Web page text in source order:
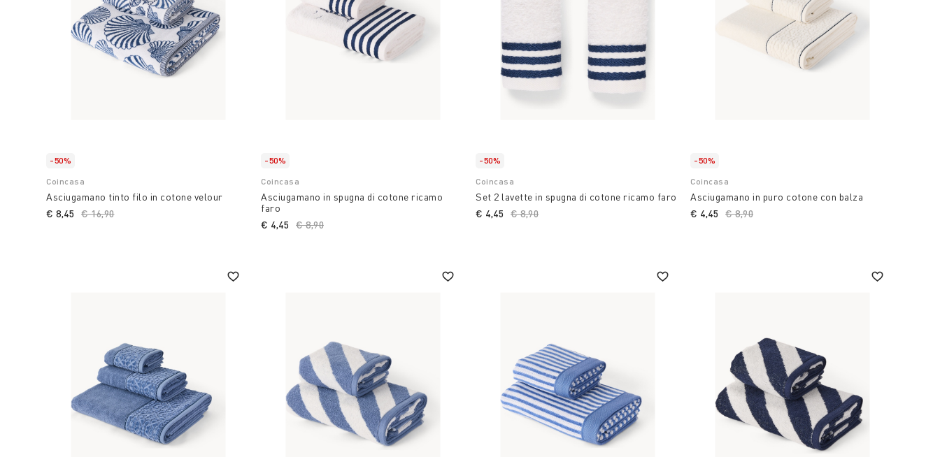
-50%
Coincasa
Asciugamano tinto filo in cotone velour
Price reduced from
€ 16,90to
€ 8,45
-50%
Coincasa
Asciugamano in spugna di cotone ricamo
faro
Price reduced from
€ 8,90
€ 4,45
-50%
Coincasa
Set 2 lavette in spugna di cotone ricamo faro
Price reduced from
€ 8,90
€ 4,45
-50%
Coincasa
Asciugamano in puro cotone con balza
Price reduced from
€ 8,90
€ 4,45